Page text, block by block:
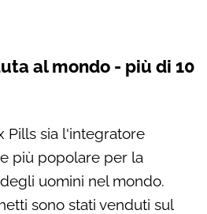
al mondo - più di 10
Pills sia l'integratore
più popolare per la
uomini nel mondo.
sono stati venduti sul